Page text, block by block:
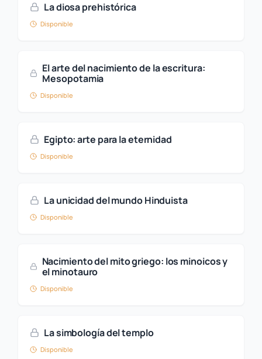
La diosa prehistórica
Disponible
El arte del nacimiento de la escritura:
Mesopotamia
Disponible
Egipto: arte para la eternidad
Disponible
La unicidad del mundo Hinduista
Disponible
Nacimiento del mito griego: los minoicos y
el minotauro
Disponible
La simbología del templo
Disponible